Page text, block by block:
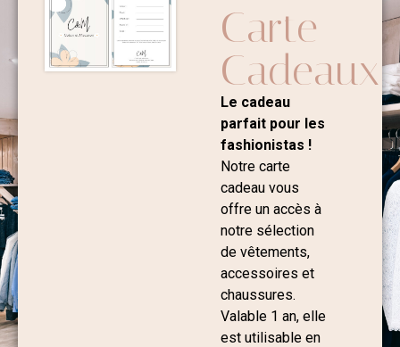
Carte
Cadeaux
Le cadeau
parfait pour les
fashionistas !
Notre carte
cadeau vous
offre un accès à
notre sélection
de vêtements,
accessoires et
chaussures.
Valable 1 an, elle
est utilisable en